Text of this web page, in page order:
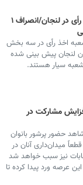
فعالیت ۱۵۳ شعبه اخذ رأی در لنجان/انصراف ۱
شهرستان لنجان گفت: ۱۵۳ شعبه اخذ رأی در سه بخش
لنجان پیش بینی شده
مشارکت در
حضور پرشور بانوان
میدان‌داری آنان در
نیز سبب خواهد شد
عرصه ورد پیدا کرده تا